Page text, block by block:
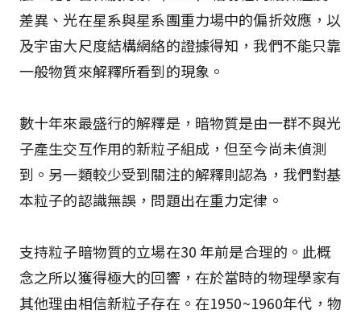
差異、光在星系與星系團重力場中的偏折效應，以
及宇宙大尺度結構網絡的證據得知，我們不能只靠
一般物質來解釋所看到的現象。
數十年來最盛行的解釋是，暗物質是由一群不與光
子產生交互作用的新粒子組成，但至今尚未偵測
到。另一類較少受到關注的解釋則認為，我們對基
本粒子的認識無誤，問題出在重力定律。
支持粒子暗物質的立場在30 年前是合理的。此概
念之所以獲得極大的回響，在於當時的物理學家有
其他理由相信新粒子存在。在1950~1960年代，物